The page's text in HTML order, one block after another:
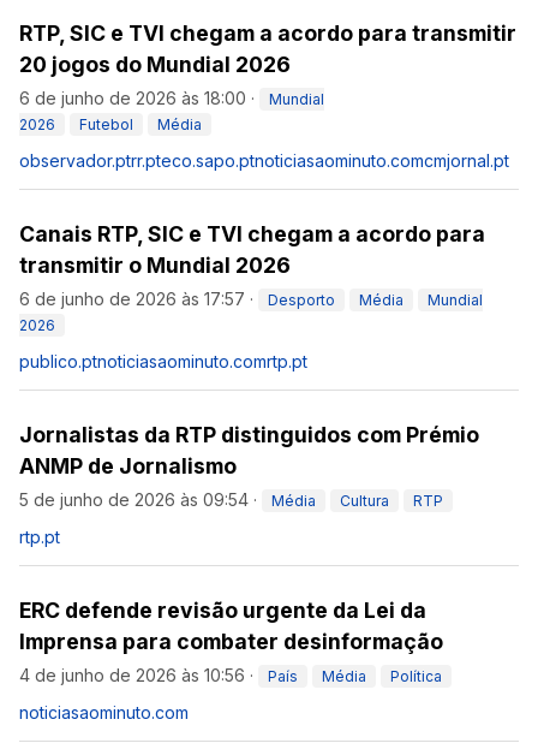
RTP, SIC e TVI chegam a acordo para transmitir
20 jogos do Mundial 2026
6 de junho de 2026 às 18:00 ·
Mundial
2026
Futebol Média
observador.ptrr.pteco.sapo.ptnoticiasaominuto.comcmjornal.pt
Canais RTP, SIC e TVI chegam a acordo para
transmitir o Mundial 2026
6 de junho de 2026 às 17:57 · Desporto Média
Mundial
2026
publico.ptnoticiasaominuto.comrtp.pt
Jornalistas da RTP distinguidos com Prémio
ANMP de Jornalismo
5 de junho de 2026 às 09:54 · Média Cultura RTP
rtp.pt
ERC defende revisão urgente da Lei da
Imprensa para combater desinformação
4 de junho de 2026 às 10:56 · País Média Política
noticiasaominuto.com